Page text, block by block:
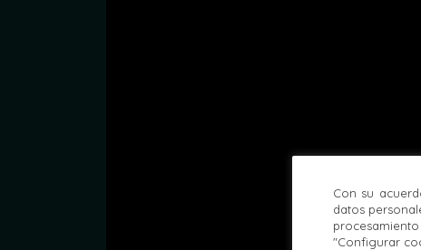
Con su
datos
"Configurar